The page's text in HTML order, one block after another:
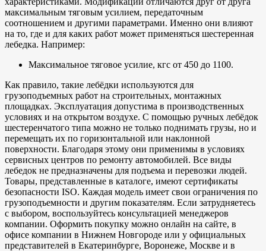
максимальным тяговым усилием, передаточным
соотношением и другими параметрами. Именно они влияют
на то, где и для каких работ может применяться шестеренная
лебедка. Например:
Максимальное тяговое усилие, кгс от 450 до 1100.
Как правило, такие лебёдки используются для
грузоподъемных работ на строительных, монтажных
площадках. Эксплуатация допустима в производственных
условиях и на открытом воздухе. С помощью ручных лебёдок
шестеренчатого типа можно не только поднимать грузы, но и
перемещать их по горизонтальной или наклонной
поверхности. Благодаря этому они применимы в условиях
сервисных центров по ремонту автомобилей. Все виды
лебедок не предназначены для подъема и перевозки людей.
Товары, представленные в каталоге, имеют сертификаты
безопасности ISO. Каждая модель имеет свои ограничения по
грузоподъемности и другим показателям. Если затрудняетесь
с выбором, воспользуйтесь консультацией менеджеров
компании. Оформить покупку можно онлайн на сайте, в
офисе компании в Нижнем Новгороде или у официальных
представителей в Екатеринбурге, Воронеже, Москве и в